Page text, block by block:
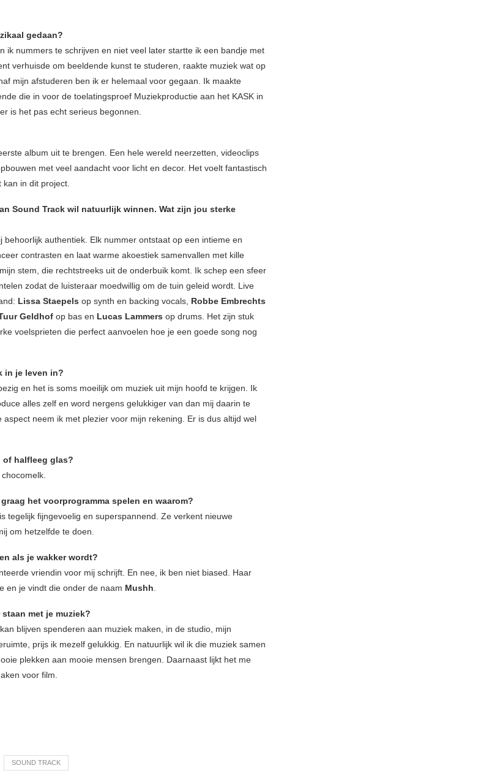
gedaan?
ik nummers te schrijven en niet veel later startte ik een bandje met
verhuisde om beeldende kunst te studeren, raakte muziek wat op
mijn afstuderen ben ik er helemaal voor gegaan. Ik maakte
die in voor de toelatingsproef Muziekproductie aan het KASK in
is het pas echt serieus begonnen.
album uit te brengen. Een hele wereld neerzetten, videoclips
met veel aandacht voor licht en decor. Het voelt fantastisch
kan in dit project.
Sound Track wil natuurlijk winnen. Wat zijn jou sterke
behoorlijk authentiek. Elk nummer ontstaat op een intieme en
contrasten en laat warme akoestiek samenvallen met kille
stem, die rechtstreeks uit de onderbuik komt. Ik schep een sfeer
zodat de luisteraar moedwillig om de tuin geleid wordt. Live
Lissa Staepels op synth en backing vocals, Robbe Embrechts
Geldhof op bas en Lucas Lammers op drums. Het zijn stuk
voelsprieten die perfect aanvoelen hoe je een goede song nog
in je leven in?
en het is soms moeilijk om muziek uit mijn hoofd te krijgen. Ik
alles zelf en word nergens gelukkiger van dan mij daarin te
aspect neem ik met plezier voor mijn rekening. Er is dus altijd wel
of halfleeg glas?
het voorprogramma spelen en waarom?
tegelijk fijngevoelig en superspannend. Ze verkent nieuwe
om hetzelfde te doen.
als je wakker wordt?
vriendin voor mij schrijft. En nee, ik ben niet biased. Haar
en je vindt die onder de naam Mushh.
met je muziek?
blijven spenderen aan muziek maken, in de studio, mijn
prijs ik mezelf gelukkig. En natuurlijk wil ik die muziek samen
plekken aan mooie mensen brengen. Daarnaast lijkt het me
voor film.
SOUND TRACK